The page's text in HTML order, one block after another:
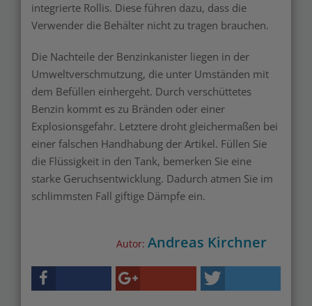
integrierte Rollis. Diese führen dazu, dass die
Verwender die Behälter nicht zu tragen brauchen.
Die Nachteile der Benzinkanister liegen in der
Umweltverschmutzung, die unter Umständen mit
dem Befüllen einhergeht. Durch verschüttetes
Benzin kommt es zu Bränden oder einer
Explosionsgefahr. Letztere droht gleichermaßen bei
einer falschen Handhabung der Artikel. Füllen Sie
die Flüssigkeit in den Tank, bemerken Sie eine
starke Geruchsentwicklung. Dadurch atmen Sie im
schlimmsten Fall giftige Dämpfe ein.
Autor: Andreas Kirchner